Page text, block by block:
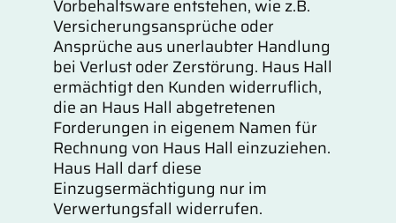
Vorbehaltsware entstehen, wie z.B.
Versicherungsansprüche oder
Ansprüche aus unerlaubter Handlung
bei Verlust oder Zerstörung. Haus Hall
ermächtigt den Kunden widerruflich,
die an Haus Hall abgetretenen
Forderungen in eigenem Namen für
Rechnung von Haus Hall einzuziehen.
Haus Hall darf diese
Einzugsermächtigung nur im
Verwertungsfall widerrufen.